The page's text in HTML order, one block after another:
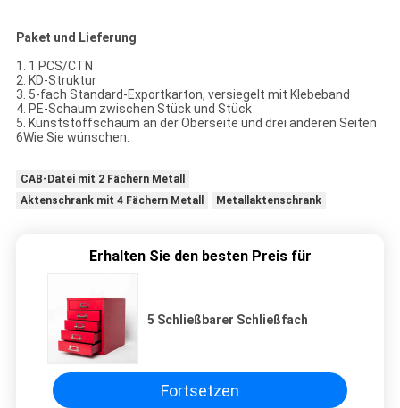
Paket und Lieferung
1. 1 PCS/CTN
2. KD-Struktur
3. 5-fach Standard-Exportkarton, versiegelt mit Klebeband
4. PE-Schaum zwischen Stück und Stück
5. Kunststoffschaum an der Oberseite und drei anderen Seiten
6Wie Sie wünschen.
CAB-Datei mit 2 Fächern Metall
Aktenschrank mit 4 Fächern Metall
Metallaktenschrank
Erhalten Sie den besten Preis für
5 Schließbarer Schließfach
Fortsetzen